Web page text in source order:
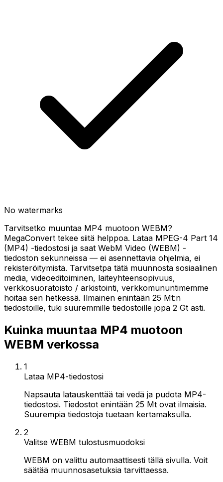
No watermarks
Tarvitsetko muuntaa MP4 muotoon WEBM?
MegaConvert tekee siitä helppoa. Lataa MPEG-4 Part 14
(MP4) -tiedostosi ja saat WebM Video (WEBM) -
tiedoston sekunneissa — ei asennettavia ohjelmia, ei
rekisteröitymistä. Tarvitsetpa tätä muunnosta sosiaalinen
media, videoeditoiminen, laiteyhteensopivuus,
verkkosuoratoisto / arkistointi, verkkomununtimemme
hoitaa sen hetkessä. Ilmainen enintään 25 Mt:n
tiedostoille, tuki suuremmille tiedostoille jopa 2 Gt asti.
Kuinka muuntaa MP4 muotoon
WEBM verkossa
1
Lataa MP4-tiedostosi
Napsauta latauskenttää tai vedä ja pudota MP4-
tiedostosi. Tiedostot enintään 25 Mt ovat ilmaisia.
Suurempia tiedostoja tuetaan kertamaksulla.
2
Valitse WEBM tulostusmuodoksi
WEBM on valittu automaattisesti tällä sivulla. Voit
säätää muunnosasetuksia tarvittaessa.